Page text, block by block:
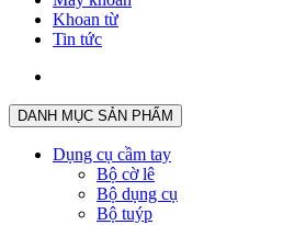
Khoan từ
Tin tức
DANH MỤC SẢN PHẨM
Dụng cụ cầm tay
Bộ cờ lê
Bộ dụng cụ
Bộ tuýp